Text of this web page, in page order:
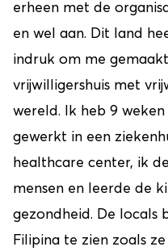
erheen met de
en wel aan. Dit land
indruk om me
vrijwilligershuis met
wereld. Ik heb 9
gewerkt in een
healthcare center, ik
mensen en leerde de
gezondheid. De locals
Filipina te zien zoals